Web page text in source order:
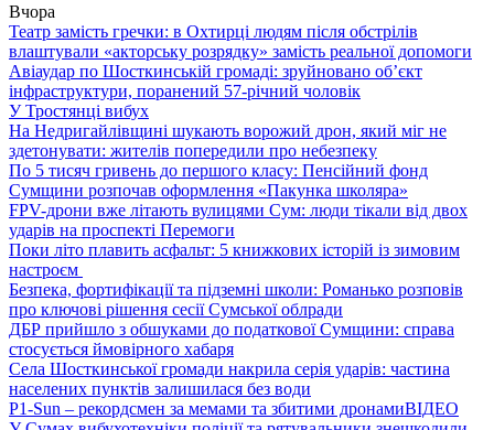
Вчора
Театр замість гречки: в Охтирці людям після обстрілів
влаштували «акторську розрядку» замість реальної допомоги
Авіаудар по Шосткинській громаді: зруйновано об’єкт
інфраструктури, поранений 57-річний чоловік
У Тростянці вибух
На Недригайлівщині шукають ворожий дрон, який міг не
здетонувати: жителів попередили про небезпеку
По 5 тисяч гривень до першого класу: Пенсійний фонд
Сумщини розпочав оформлення «Пакунка школяра»
FPV-дрони вже літають вулицями Сум: люди тікали від двох
ударів на проспекті Перемоги
Поки літо плавить асфальт: 5 книжкових історій із зимовим
настроєм
Безпека, фортифікації та підземні школи: Романько розповів
про ключові рішення сесії Сумської облради
ДБР прийшло з обшуками до податкової Сумщини: справа
стосується ймовірного хабаря
Села Шосткинської громади накрила серія ударів: частина
населених пунктів залишилася без води
P1-Sun – рекордсмен за мемами та збитими дронамиВІДЕО